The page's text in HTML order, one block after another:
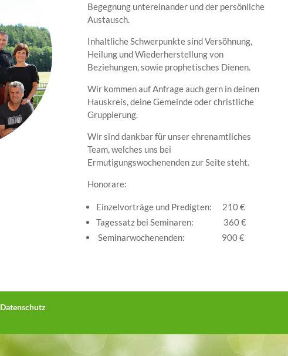
Begegnung untereinander und der persönliche
Austausch.
Inhaltliche Schwerpunkte sind Versöhnung,
Heilung und Wiederherstellung von
Beziehungen, sowie prophetisches Dienen.
Wir kommen auf Anfrage auch gern in deinen
Hauskreis, deine Gemeinde oder christliche
Gruppierung.
Wir sind dankbar für unser ehrenamtliches
Team, welches uns bei
Ermutigungswochenenden zur Seite steht.
Honorare:
Einzelvorträge und Predigten: 210 €
Tagessatz bei Seminaren: 360 €
Seminarwochenenden: 900 €
Datenschutz